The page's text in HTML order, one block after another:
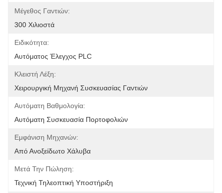
Μέγεθος Γαντιών:
300 Χιλιοστά
Ειδικότητα:
Αυτόματος Έλεγχος PLC
Κλειστή Λέξη:
Χειρουργική Μηχανή Συσκευασίας Γαντιών
Αυτόματη Βαθμολογία:
Αυτόματη Συσκευασία Πορτοφολιών
Εμφάνιση Μηχανών:
Από Ανοξείδωτο Χάλυβα
Μετά Την Πώληση:
Τεχνική Τηλεοπτική Υποστήριξη